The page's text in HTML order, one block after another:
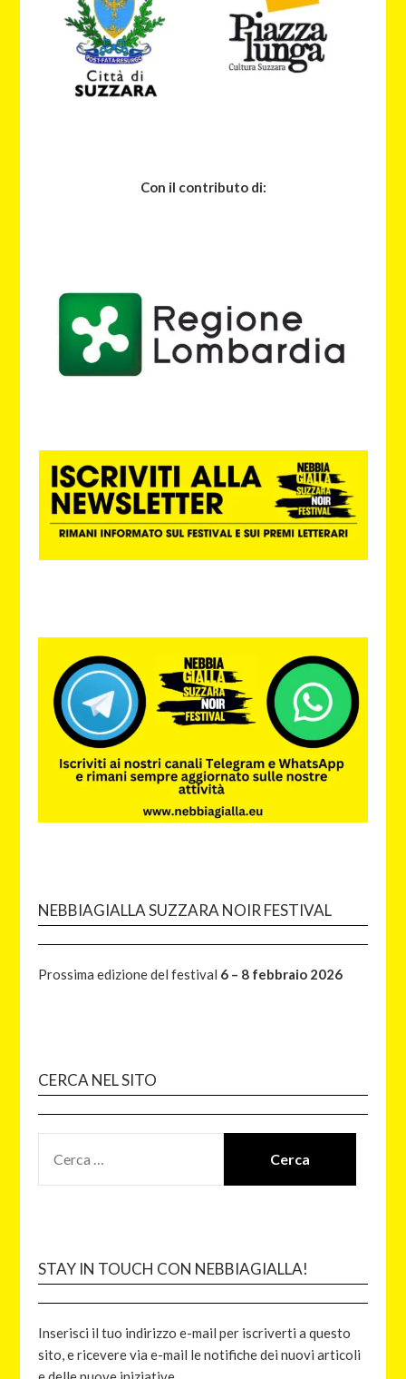
Con il contributo di:
NEBBIAGIALLA SUZZARA NOIR FESTIVAL
Prossima edizione del festival 6 – 8 febbraio 2026
CERCA NEL SITO
STAY IN TOUCH CON NEBBIAGIALLA!
Inserisci il tuo indirizzo e-mail per iscriverti a questo
sito, e ricevere via e-mail le notifiche dei nuovi articoli